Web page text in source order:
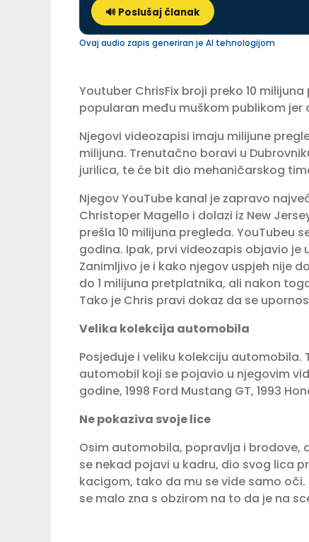
🔊 Poslušaj članak
Ovaj audio zapis generiran je AI tehnologijom
Youtuber ChrisFix broji preko 10
popularan među muškom publikom
Njegovi videozapisi imaju milijune
milijuna. Trenutačno boravi u
jurilica, te će bit dio mehaničarskog
Njegov YouTube kanal je zapravo
Christoper Magello i dolazi iz New
prešla 10 milijuna pregleda. YouTubeu
godina. Ipak, prvi videozapis objavio je
Zanimljivo je i kako njegov uspjeh nije
do 1 milijuna pretplatnika, ali nakon
Tako je Chris pravi dokaz da se
Velika kolekcija automobila
Posjeduje i veliku kolekciju automobila.
automobil koji se pojavio u njegovim
godine, 1998 Ford Mustang GT, 1993
Ne pokaziva svoje lice
Osim automobila, popravlja i brodove,
se nekad pojavi u kadru, dio svog lica
kacigom, tako da mu se vide samo
se malo zna s obzirom na to da je na